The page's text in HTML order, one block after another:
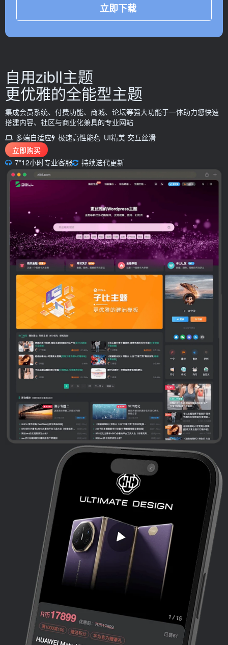
立即下载
自用zibll主题
更优雅的全能型主题
集成会员系统、付费功能、商城、论坛等强大功能于一体助力您快速
搭建内容、社区与商业化兼具的专业网站
多端自适应
极速高性能
UI精美 交互丝滑
立即购买
7*12小时专业客服
持续迭代更新